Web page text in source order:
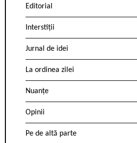
Editorial
Interstiții
Jurnal de idei
La ordinea zilei
Nuanțe
Opinii
Pe de altă parte